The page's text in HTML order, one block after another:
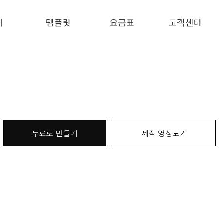
템플릿 요금표 고객센터
무료로 만들기 제작 영상보기